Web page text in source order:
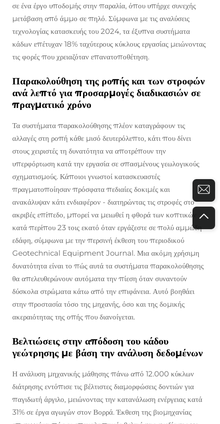
σε ένα έργο υποδομής στην παραλία, όπου υπήρχε συνεχής
μετάβαση από άμμο σε πηλό. Σύμφωνα με τις αναλύσεις
τεχνολογίας κατασκευής του 2024, τα έξυπνα συστήματα
κάδων επέτυχαν 18% ταχύτερους κύκλους εργασίας μειώνοντας
τις φορές που χρειαζόταν επανατοποθέτηση.
Παρακολούθηση της ροπής και των στροφών
ανά λεπτό για προσαρμογές διαδικασιών σε
πραγματικό χρόνο
Τα συστήματα παρακολούθησης πλέον καταγράφουν τις
αλλαγές στη ροπή κάθε μισό δευτερόλεπτο, κάτι που δίνει
στους χειριστές τη δυνατότητα να αποτρέπουν την
υπερφόρτωση κατά την εργασία σε σπασμένους γεωλογικούς
σχηματισμούς. Κάποιοι γνωστοί κατασκευαστές
πραγματοποίησαν πρόσφατα πεδιαίες δοκιμές και
ανακάλυψαν κάτι ενδιαφέρον - διατηρώντας τις στροφές στο
ακριβές επίπεδο, μπορεί να μειωθεί η φθορά των κοπτικών
κατά περίπου 23 τοις εκατό όταν εργάζεστε σε πολύ αμμώδη
εδάφη, σύμφωνα με την περσινή έκθεση του περιοδικού
Geotechnical Equipment Journal. Μια ακόμη χρήσιμη
δυνατότητα είναι το πώς αυτά τα συστήματα παρακολούθησης
θα απελευθερώνουν αυτόματα την πίεση όταν συναντούν
δύσκολα στρώματα κάτω από την επιφάνεια. Αυτό βοηθάει
στην προστασία τόσο της μηχανής, όσο και της δομικής
ακεραιότητας της οπής που διανοίγεται.
Βελτιώσεις στην απόδοση του κάδου
γεώτρησης με βάση την ανάλυση δεδομένων
Η ανάλυση μηχανικής μάθησης πάνω από 12.000 κύκλων
διάτρησης εντόπισε τις βέλτιστες διαμορφώσεις δοντιών για
παγιδωτή άργιλο, μειώνοντας την κατανάλωση ενέργειας κατά
31% σε έργα αγωγών στον Βορρά. Έκθεση της βιομηχανίας